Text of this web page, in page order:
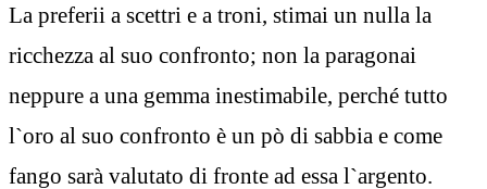
La preferii a scettri e a troni, stimai un nulla la
ricchezza al suo confronto; non la paragonai
neppure a una gemma inestimabile, perché tutto
l`oro al suo confronto è un pò di sabbia e come
fango sarà valutato di fronte ad essa l`argento.